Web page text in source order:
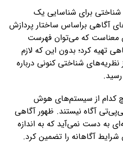
برای شناسایی یک
آگاهی براساس ساختار پردازش
معناست که می‌توان فهرست
تهیه کرد؛ بدون این که لازم
نظریه‌های شناختی کنونی درباره
کدام از سیستم‌های هوش
آگاه نیستند. ظهور آگاهی
به دست نمی‌آید که به اندازه
شرایط آگاهانه را تضمین کرد.